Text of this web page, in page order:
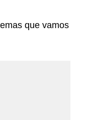
que vamos